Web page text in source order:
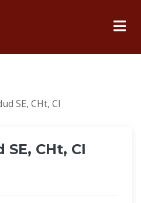
SE, CHt, CI
CHt, CI